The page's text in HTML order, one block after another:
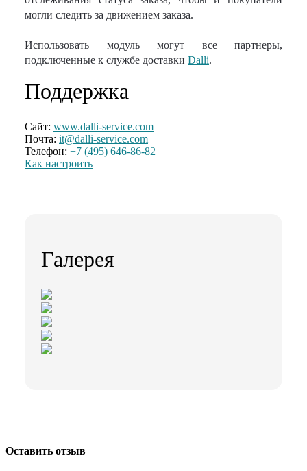
могли следить за движением заказа.
Использовать модуль могут все партнеры,
подключенные к службе доставки Dalli.
Поддержка
Сайт: www.dalli-service.com
Почта: it@dalli-service.com
Телефон: +7 (495) 646-86-82
Как настроить
Галерея
Оставить отзыв